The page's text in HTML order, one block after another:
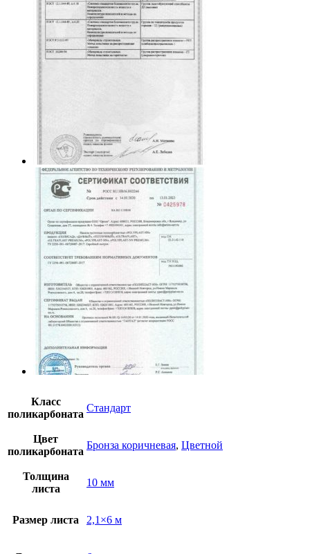
Класс
поликарбоната
Стандарт
Цвет
поликарбоната
Бронза коричневая, Цветной
Толщина
листа
10 мм
Размер листа 2,1×6 м